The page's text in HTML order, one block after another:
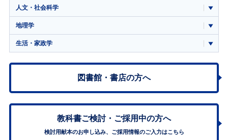
人文・社会科学
地理学
生活・家政学
図書館・書店の方へ
教科書ご検討・ ご採用中の方へ
検討用献本のお申し込み、ご採用情報のご入力はこちら